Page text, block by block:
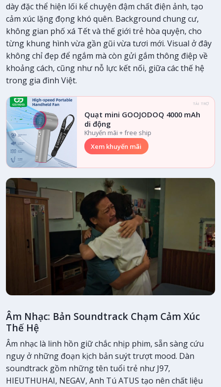
dày đặc thể hiện lối kể chuyện đậm chất điện ảnh, tạo
cảm xúc lặng đọng khó quên. Background chung cư,
không gian phố xá Tết và thế giới trẻ hòa quyện, cho
từng khung hình vừa gần gũi vừa tươi mới. Visual ở đây
không chỉ đẹp để ngắm mà còn gửi gắm thông điệp về
khoảng cách, cũng như nỗ lực kết nối, giữa các thế hệ
trong gia đình Việt.
TÀI TRỢ
Quạt mini GOOJODOQ 4000 mAh
di động
Khuyến mãi + free ship
Xem khuyến mãi
Âm Nhạc: Bản Soundtrack Chạm Cảm Xúc
Thế Hệ
Âm nhạc là linh hồn giữ chắc nhịp phim, sẵn sàng cứu
nguy ở những đoạn kịch bản suýt trượt mood. Dàn
soundtrack gồm những tên tuổi trẻ như J97,
HIEUTHUHAI, NEGAV, Anh Tú ATUS tạo nên chất liệu